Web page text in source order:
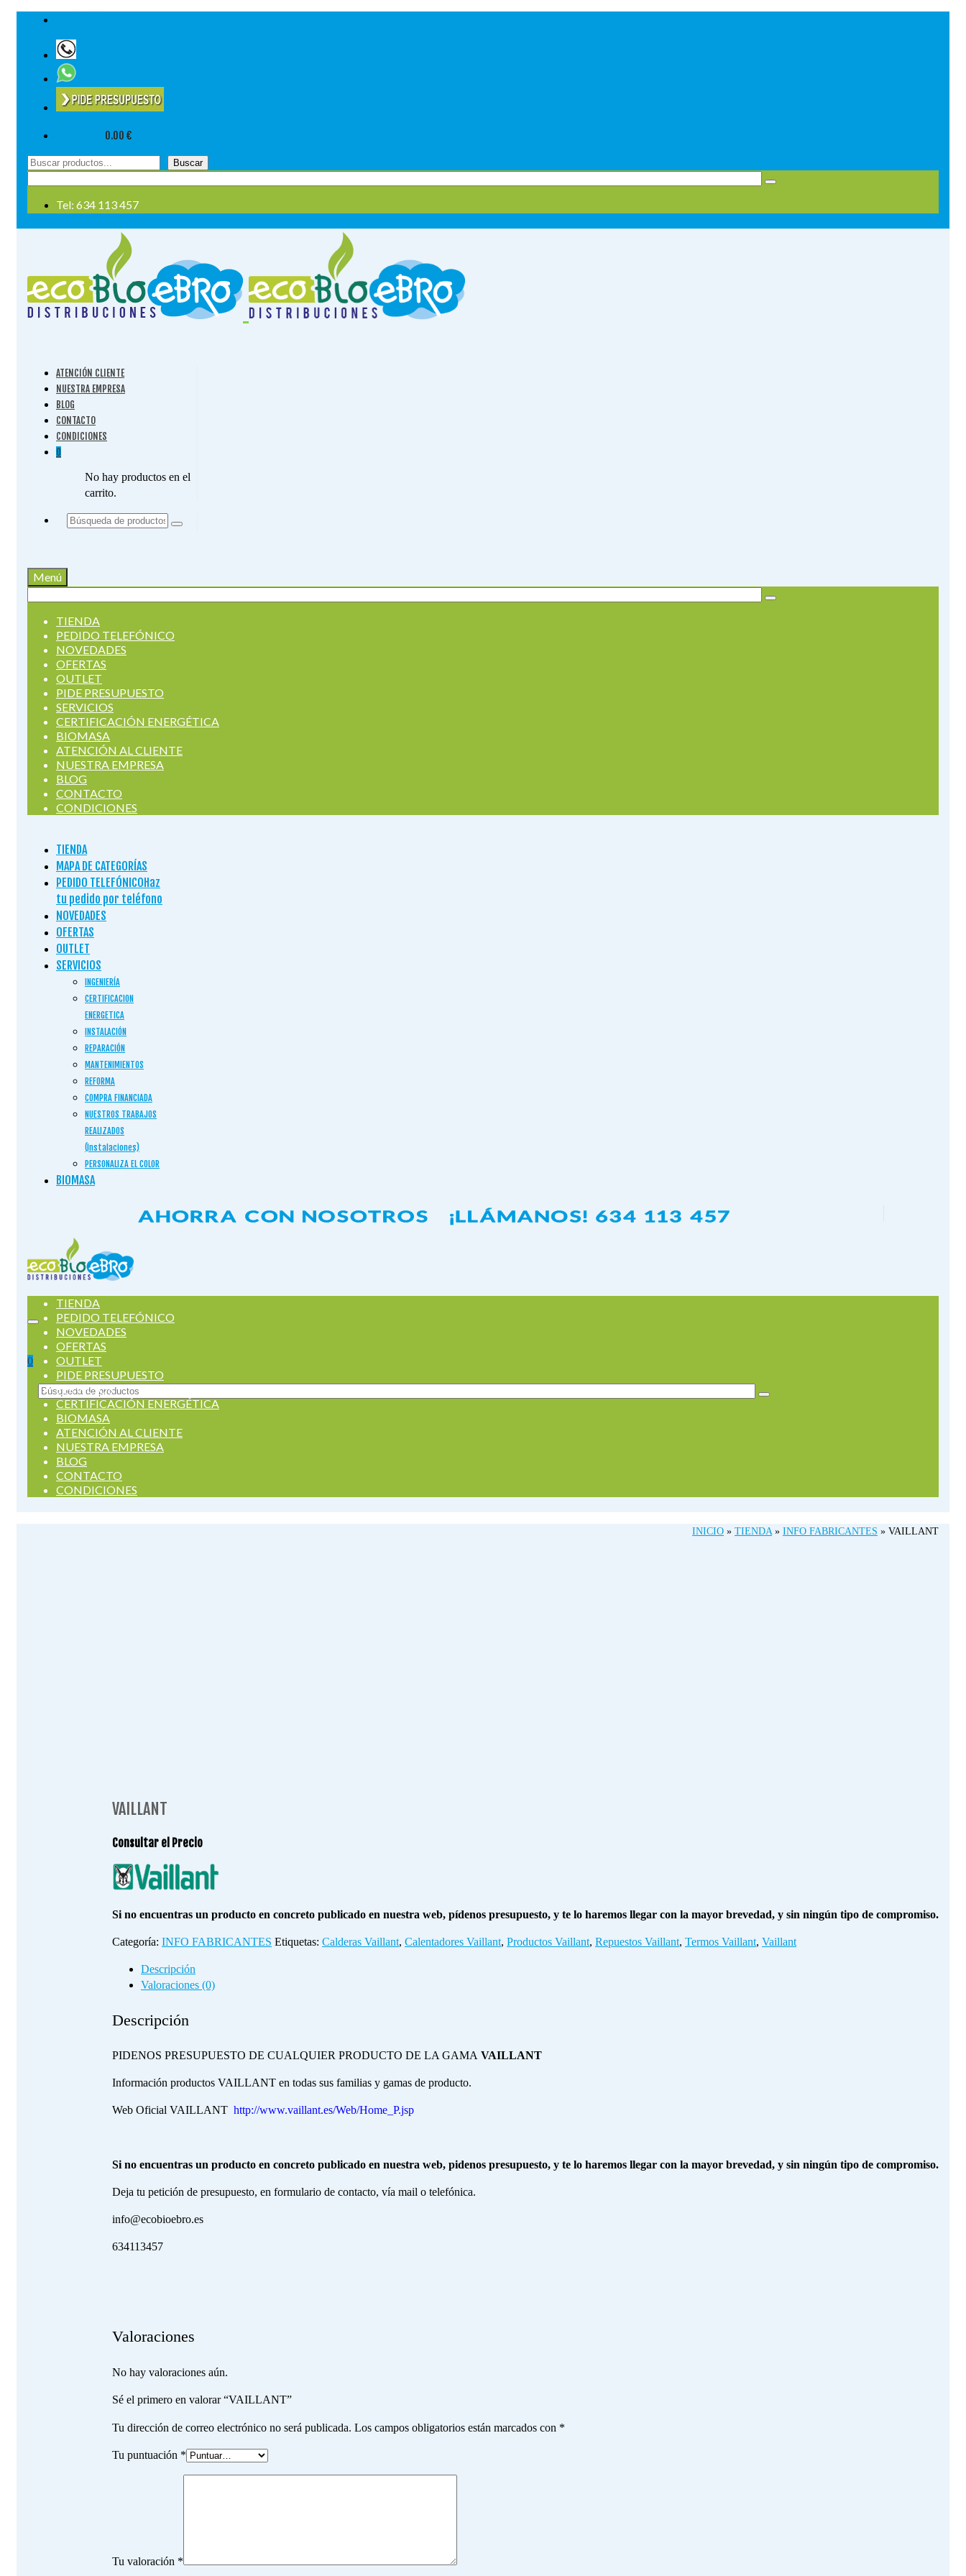
0.00 €
Buscar
Tel: 634 113 457
ATENCIÓN CLIENTE
NUESTRA EMPRESA
BLOG
CONTACTO
CONDICIONES
0
No hay productos en el
carrito.
Buscar
Menú
TIENDA
PEDIDO TELEFÓNICO
NOVEDADES
OFERTAS
OUTLET
PIDE PRESUPUESTO
SERVICIOS
CERTIFICACIÓN ENERGÉTICA
BIOMASA
ATENCIÓN AL CLIENTE
NUESTRA EMPRESA
BLOG
CONTACTO
CONDICIONES
TIENDA
MAPA DE CATEGORÍAS
PEDIDO TELEFÓNICO Haz
tu pedido por teléfono
NOVEDADES
OFERTAS
OUTLET
SERVICIOS
INGENIERÍA
CERTIFICACION
ENERGETICA
INSTALACIÓN
REPARACIÓN
MANTENIMIENTOS
REFORMA
COMPRA FINANCIADA
NUESTROS TRABAJOS
REALIZADOS
(Instalaciones)
PERSONALIZA EL COLOR
BIOMASA
0
Buscar
por:
TIENDA
PEDIDO TELEFÓNICO
NOVEDADES
OFERTAS
OUTLET
PIDE PRESUPUESTO
SERVICIOS
CERTIFICACIÓN ENERGÉTICA
BIOMASA
ATENCIÓN AL CLIENTE
NUESTRA EMPRESA
BLOG
CONTACTO
CONDICIONES
INICIO » TIENDA » INFO FABRICANTES » VAILLANT
VAILLANT
Consultar el Precio
Si no encuentras un producto en concreto publicado en nuestra web, pídenos presupuesto, y te lo haremos llegar con la mayor brevedad, y sin ningún tipo de compromiso.
Categoría: INFO FABRICANTES Etiquetas: Calderas Vaillant, Calentadores Vaillant, Productos Vaillant, Repuestos Vaillant, Termos Vaillant, Vaillant
Descripción
Valoraciones (0)
Descripción
PIDENOS PRESUPUESTO DE CUALQUIER PRODUCTO DE LA GAMA VAILLANT
Información productos VAILLANT en todas sus familias y gamas de producto.
Web Oficial VAILLANT http://www.vaillant.es/Web/Home_P.jsp
Si no encuentras un producto en concreto publicado en nuestra web, pidenos presupuesto, y te lo haremos llegar con la mayor brevedad, y sin ningún tipo de compromiso.
Deja tu petición de presupuesto, en formulario de contacto, vía mail o telefónica.
info@ecobioebro.es
634113457
Valoraciones
No hay valoraciones aún.
Sé el primero en valorar “VAILLANT”
Tu dirección de correo electrónico no será publicada. Los campos obligatorios están marcados con *
Tu puntuación *
Tu valoración *